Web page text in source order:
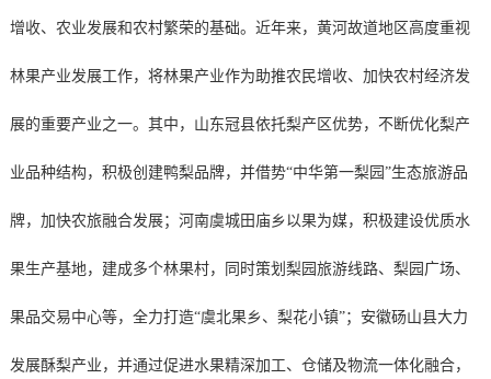
增收、农业发展和农村繁荣的基础。近年来，黄河故道地区高度重视
林果产业发展工作，将林果产业作为助推农民增收、加快农村经济发
展的重要产业之一。其中，山东冠县依托梨产区优势，不断优化梨产
业品种结构，积极创建鸭梨品牌，并借势“中华第一梨园”生态旅游品
牌，加快农旅融合发展；河南虞城田庙乡以果为媒，积极建设优质水
果生产基地，建成多个林果村，同时策划梨园旅游线路、梨园广场、
果品交易中心等，全力打造“虞北果乡、梨花小镇”；安徽砀山县大力
发展酥梨产业，并通过促进水果精深加工、仓储及物流一体化融合，